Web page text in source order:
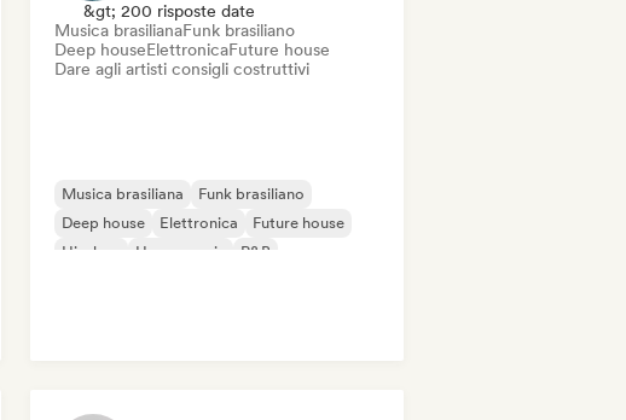
&gt; 200 risposte date
Musica brasilianaFunk brasiliano
Deep houseElettronicaFuture house
Dare agli artisti consigli costruttivi
Musica brasiliana
Funk brasiliano
Deep house
Elettronica
Future house
Hip-hop
House music R&B